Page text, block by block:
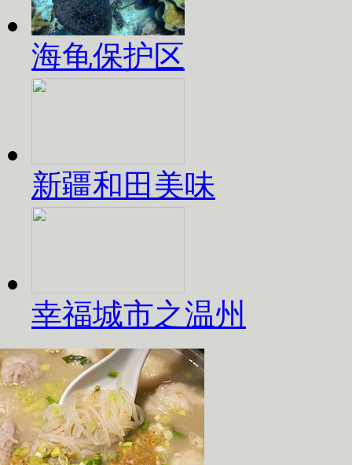
海龟保护区
新疆和田美味
幸福城市之温州